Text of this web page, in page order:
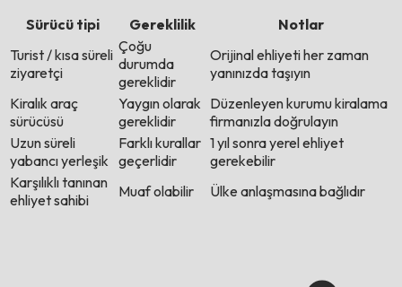
Sürücü tipi
Gereklilik
Notlar
Turist / kısa süreli
ziyaretçi
Çoğu
durumda
gereklidir
Orijinal ehliyeti her zaman
yanınızda taşıyın
Kiralık araç
sürücüsü
Yaygın olarak
gereklidir
Düzenleyen kurumu kiralama
firmanızla doğrulayın
Uzun süreli
yabancı yerleşik
Farklı kurallar
geçerlidir
1 yıl sonra yerel ehliyet
gerekebilir
Karşılıklı tanınan
ehliyet sahibi
Muaf olabilir Ülke anlaşmasına bağlıdır